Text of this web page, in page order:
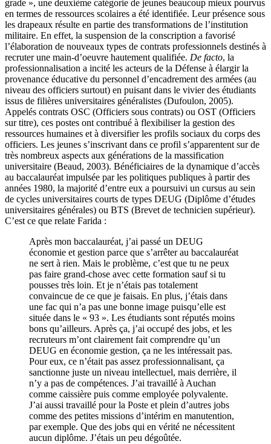
grade », une deuxième catégorie de jeunes beaucoup mieux pourvus
en termes de ressources scolaires a été identifiée. Leur présence sous
les drapeaux résulte en partie des transformations de l’institution
militaire. En effet, la suspension de la conscription a favorisé
l’élaboration de nouveaux types de contrats professionnels destinés à
recruter une main-d’oeuvre hautement qualifiée. De facto, la
professionnalisation a incité les acteurs de la Défense à élargir la
provenance éducative du personnel d’encadrement des armées (au
niveau des officiers surtout) en puisant dans le vivier des étudiants
issus de filières universitaires généralistes (Dufoulon, 2005).
Appelés contrats OSC (Officiers sous contrats) ou OST (Officiers
sur titre), ces postes ont contribué à flexibiliser la gestion des
ressources humaines et à diversifier les profils sociaux du corps des
officiers. Les jeunes s’inscrivant dans ce profil s’apparentent sur de
très nombreux aspects aux générations de la massification
universitaire (Beaud, 2003). Bénéficiaires de la dynamique d’accès
au baccalauréat impulsée par les politiques publiques à partir des
années 1980, la majorité d’entre eux a poursuivi un cursus au sein
de cycles universitaires courts de types DEUG (Diplôme d’études
universitaires générales) ou BTS (Brevet de technicien supérieur).
C’est ce que relate Farida :
Après mon baccalauréat, j’ai passé un DEUG
économie et gestion parce que s’arrêter au baccalauréat
ne sert à rien. Mais le problème, c’est que tu ne peux
pas faire grand-chose avec cette formation sauf si tu
pousses très loin. Et je n’étais pas totalement
convaincue de ce que je faisais. En plus, j’étais dans
une fac qui n’a pas une bonne image puisqu’elle est
située dans le « 93 ». Les étudiants sont réputés moins
bons qu’ailleurs. Après ça, j’ai occupé des jobs, et les
recruteurs m’ont clairement fait comprendre qu’un
DEUG en économie gestion, ça ne les intéressait pas.
Pour eux, ce n’était pas assez professionnalisant, ça
sanctionne juste un niveau intellectuel, mais derrière, il
n’y a pas de compétences. J’ai travaillé à Auchan
comme caissière puis comme employée polyvalente.
J’ai aussi travaillé pour la Poste et plein d’autres jobs
comme des petites missions d’intérim en manutention,
par exemple. Que des jobs qui en vérité ne nécessitent
aucun diplôme. J’étais un peu dégoûtée.